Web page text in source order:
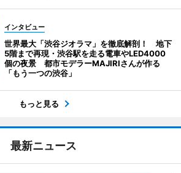
インタビュー
世界最大「渋谷ジオラマ」を徹底解剖！ 地下
5階まで再現・渋谷駅を走る電車やLED4000
個の夜景 都市モデラーMAJIRIさんが作る
「もう一つの渋谷」
もっと見る
最新ニュース